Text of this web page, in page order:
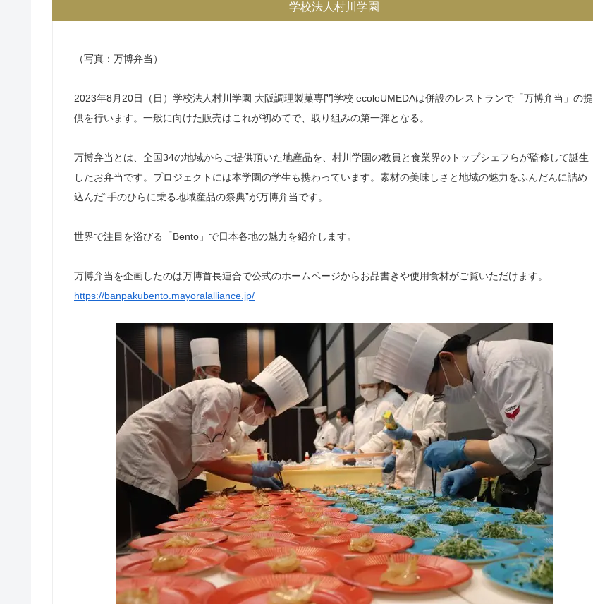
学校法人村川学園
（写真：万博弁当）
2023年8月20日（日）学校法人村川学園 大阪調理製菓専門学校 ecoleUMEDAは併設のレストランで「万博弁当」の提
供を行います。一般に向けた販売はこれが初めてで、取り組みの第一弾となる。
万博弁当とは、全国34の地域からご提供頂いた地産品を、村川学園の教員と食業界のトップシェフらが監修して誕生
したお弁当です。プロジェクトには本学園の学生も携わっています。素材の美味しさと地域の魅力をふんだんに詰め
込んだ“⼿のひらに乗る地域産品の祭典”が万博弁当です。
世界で注目を浴びる「Bento」で日本各地の魅力を紹介します。
万博弁当を企画したのは万博首長連合で公式のホームページからお品書きや使用食材がご覧いただけます。
https://banpakubento.mayoralalliance.jp/